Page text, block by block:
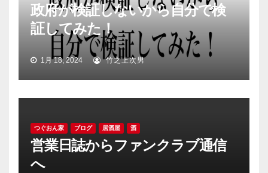
政府が検証しないから自分で検
証してみた！
1月 18, 2024 竹之上次男
つぐおん家 ブログ 居酒屋 酒
営業日誌からファンクラブ通信
へ